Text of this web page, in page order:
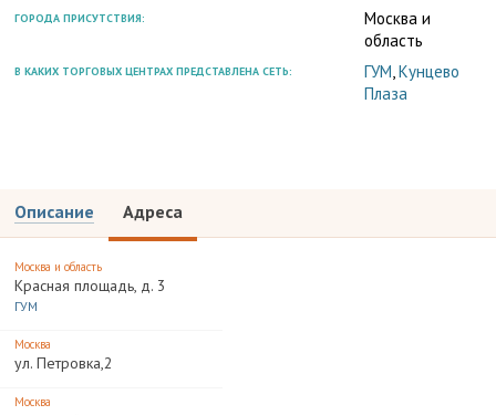
ГОРОДА ПРИСУТСТВИЯ:
Москва и
область
В КАКИХ ТОРГОВЫХ ЦЕНТРАХ ПРЕДСТАВЛЕНА СЕТЬ: ГУМ,Кунцево
Плаза
Описание Адреса
Москва и область
Красная площадь, д. 3
ГУМ
Москва
ул. Петровка,2
Москва